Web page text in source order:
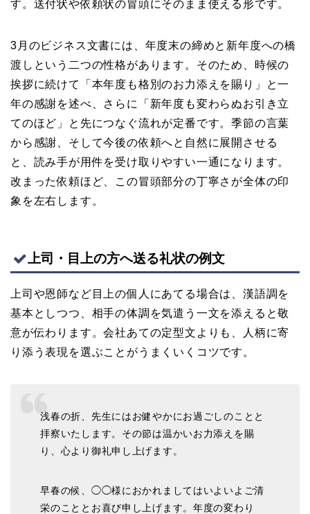
す。送付状や依頼状の冒頭にそのまま使える形です。
3月のビジネス文書には、年度末の締めと新年度への橋
渡しという二つの性格があります。そのため、時候の
挨拶に続けて「本年度も格別のお力添えを賜り」と一
年の感謝を述べ、さらに「新年度も変わらぬお引き立
てのほど」と先につなぐ流れが定番です。季節の言葉
から感謝、そして今後の依頼へと自然に展開させる
と、読み手が用件を受け取りやすい一通になります。
改まった依頼ほど、この冒頭部分の丁寧さが全体の印
象を左右します。
上司・目上の方へ送る礼状の例文
上司や恩師など目上の個人にあてる場合は、漢語調を
基本としつつ、相手の体調を気遣う一文を添えると敬
意が伝わります。会社あての定型文よりも、人柄に寄
り添う表現を選ぶことがうまくいくコツです。
浅春の折、先生にはお健やかにお過ごしのことと
拝察いたします。その節は温かいお力添えを賜
り、心より御礼申し上げます。
早春の候、◯◯様におかれましてはいよいよご清
栄のこととお喜び申し上げます。年度の変わり